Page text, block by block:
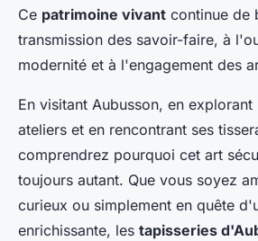
Ce patrimoine vivant continue de
transmission des savoir-faire, à
modernité et à l'engagement des
En visitant Aubusson, en explorant
ateliers et en rencontrant ses
comprendrez pourquoi cet art
toujours autant. Que vous soyez
curieux ou simplement en quête
enrichissante, les tapisseries